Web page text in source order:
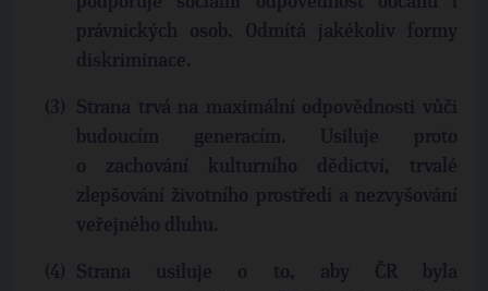
právnických osob. Odmítá jakékoliv formy
diskriminace.
Strana trvá na maximální odpovědnosti vůči
budoucím generacím. Usiluje proto
o zachování kulturního dědictví, trvalé
zlepšování životního prostředí a nezvyšování
veřejného dluhu.
Strana usiluje o to, aby ČR byla